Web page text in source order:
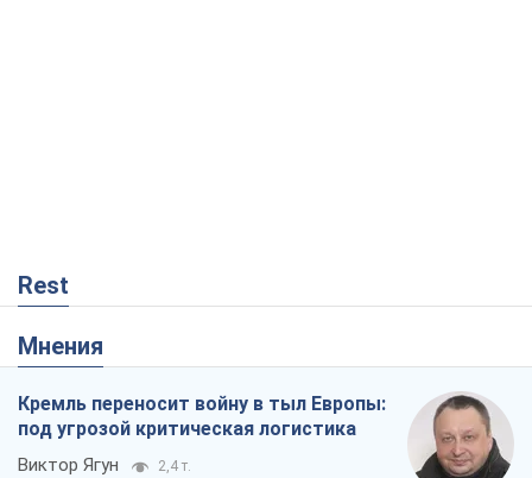
Rest
Мнения
Кремль переносит войну в тыл Европы:
под угрозой критическая логистика
Виктор Ягун 2,4 т.